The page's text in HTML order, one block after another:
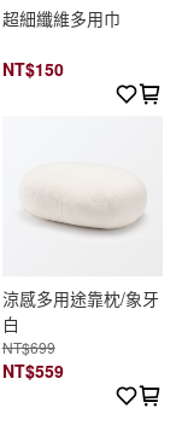
超細纖維多用巾
NT$150
涼感多用途靠枕/象牙
白
NT$699
NT$559